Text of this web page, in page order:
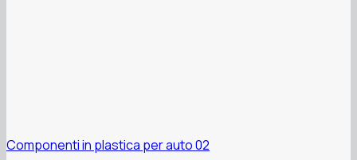
Componenti in plastica per auto 02